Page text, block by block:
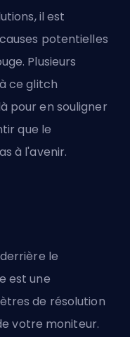
il est
potentielles
Plusieurs
ce glitch
pour en souligner
que le
à l'avenir.
le
est une
de résolution
votre moniteur.